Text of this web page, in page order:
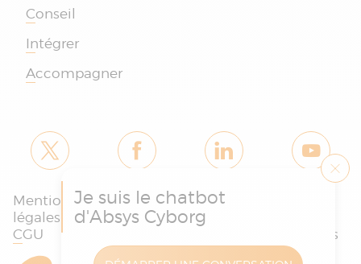
Conseil
Intégrer
Accompagner
Mentions
légales et
CGU
Politique des
cookies et de
des données
Je suis le chatbot
d'Absys Cyborg